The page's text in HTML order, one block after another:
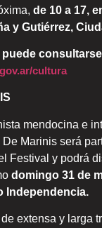
de 10 a 17,
y Gutiérrez,
consultarse
cultura
mendocina e
Marinis será
Festival y podrá
domingo 31 de
Independencia.
extensa y larga